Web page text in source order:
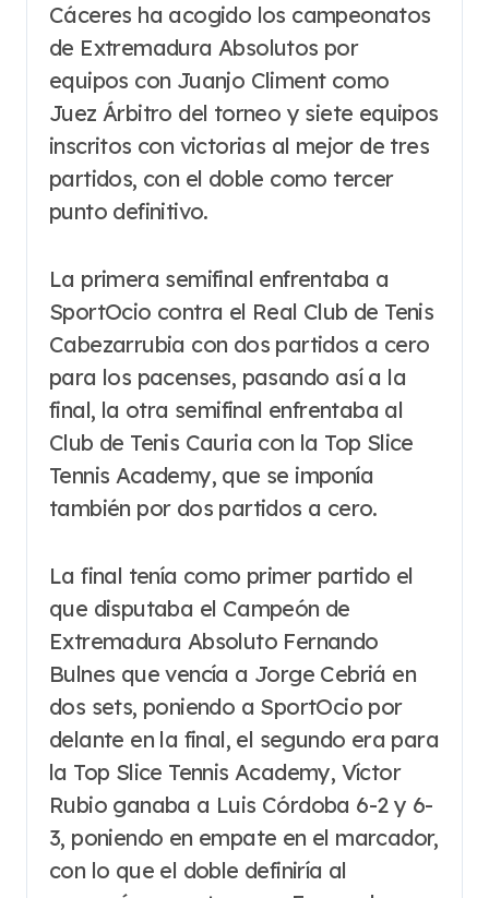
Cáceres ha acogido los campeonatos
de Extremadura Absolutos por
equipos con Juanjo Climent como
Juez Árbitro del torneo y siete equipos
inscritos con victorias al mejor de tres
partidos, con el doble como tercer
punto definitivo.
La primera semifinal enfrentaba a
SportOcio contra el Real Club de Tenis
Cabezarrubia con dos partidos a cero
para los pacenses, pasando así a la
final, la otra semifinal enfrentaba al
Club de Tenis Cauria con la Top Slice
Tennis Academy, que se imponía
también por dos partidos a cero.
La final tenía como primer partido el
que disputaba el Campeón de
Extremadura Absoluto Fernando
Bulnes que vencía a Jorge Cebriá en
dos sets, poniendo a SportOcio por
delante en la final, el segundo era para
la Top Slice Tennis Academy, Víctor
Rubio ganaba a Luis Córdoba 6-2 y 6-
3, poniendo en empate en el marcador,
con lo que el doble definiría al